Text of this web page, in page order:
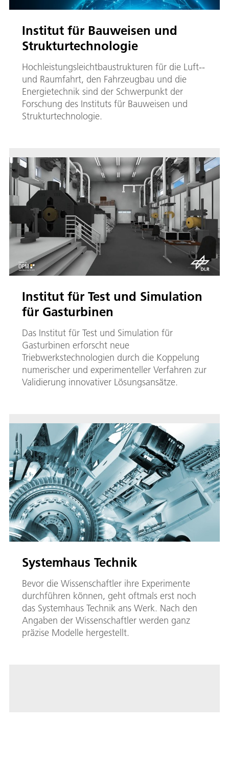
Institut für Bauweisen und
Strukturtechnologie
Hochleistungsleichtbaustrukturen für die Luft-­
und Raumfahrt, den Fahrzeugbau und die
Energietechnik sind der Schwerpunkt der
Forschung des Instituts für Bauweisen und
Strukturtechnologie.
Institut für Test und Simulation
für Gasturbinen
Das Institut für Test und Simulation für
Gasturbinen erforscht neue
Triebwerkstechnologien durch die Koppelung
numerischer und experimenteller Verfahren zur
Validierung innovativer Lösungsansätze.
Systemhaus Technik
Bevor die Wissenschaftler ihre Experimente
durchführen können, geht oftmals erst noch
das Systemhaus Technik ans Werk. Nach den
Angaben der Wissenschaftler werden ganz
präzise Modelle hergestellt.